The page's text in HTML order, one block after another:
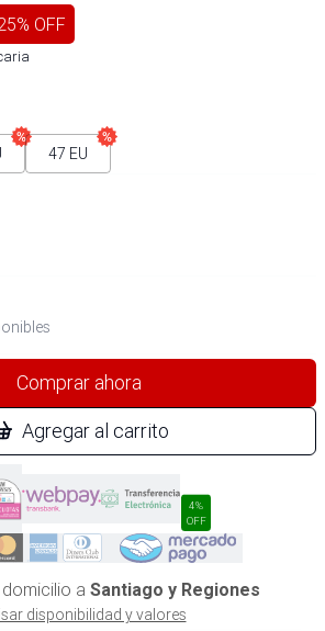
% OFF
47 EU
Comprar ahora
Agregar al carrito
4%
OFF
a Santiago y Regiones
disponibilidad y valores